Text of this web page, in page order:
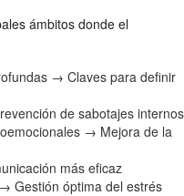
ámbitos donde el
→ Claves para definir
de sabotajes internos
→ Mejora de la
más eficaz
Gestión óptima del estrés